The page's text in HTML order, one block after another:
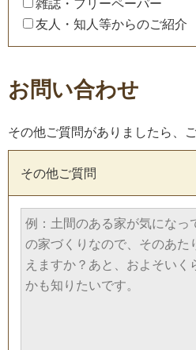
雑誌・フリーペーパー
友人・知人等からのご紹介
お問い合わせ
その他ご質問がありましたら、
その他ご質問